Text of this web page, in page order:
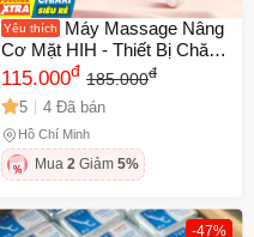
Yêu thích
Máy Massage Nâng
Cơ Mặt HIH - Thiết Bị Chăm
Sóc Da Chất Lượng Cao Với
Rung Điện Đẩy Tinh Chất
Dưỡng Da Sáng Khỏe
115.000đ 185.000đ
5 4 Đã bán
Hồ Chí Minh
Mua 2 Giảm 5%
-47%